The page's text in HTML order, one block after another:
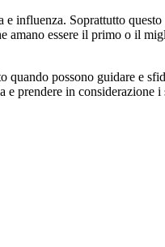
e influenza. Soprattutto
amano essere il primo o il
possono guidare e
prendere in considerazione